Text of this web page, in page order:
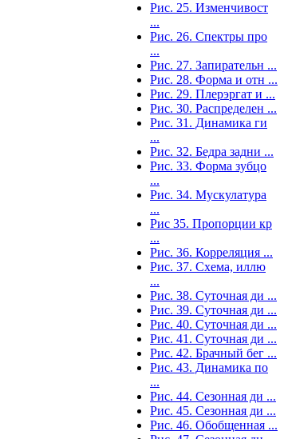
Рис. 25. Изменчивост
...
Рис. 26. Спектры про
...
Рис. 27. Запирательн ...
Рис. 28. Форма и отн ...
Рис. 29. Плерэргат и ...
Рис. 30. Распределен ...
Рис. 31. Динамика ги
...
Рис. 32. Бедра задни ...
Рис. 33. Форма зубцо
...
Рис. 34. Мускулатура
...
Рис 35. Пропорции кр
...
Рис. 36. Корреляция ...
Рис. 37. Схема, иллю
...
Рис. 38. Суточная ди ...
Рис. 39. Суточная ди ...
Рис. 40. Суточная ди ...
Рис. 41. Суточная ди ...
Рис. 42. Брачный бег ...
Рис. 43. Динамика по
...
Рис. 44. Сезонная ди ...
Рис. 45. Сезонная ди ...
Рис. 46. Обобщенная ...